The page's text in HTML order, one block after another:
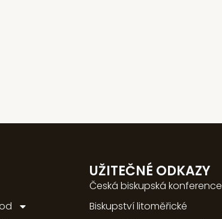
UŽITEČNÉ ODKAZY
Česká biskupská konference
Biskupství litoměřické